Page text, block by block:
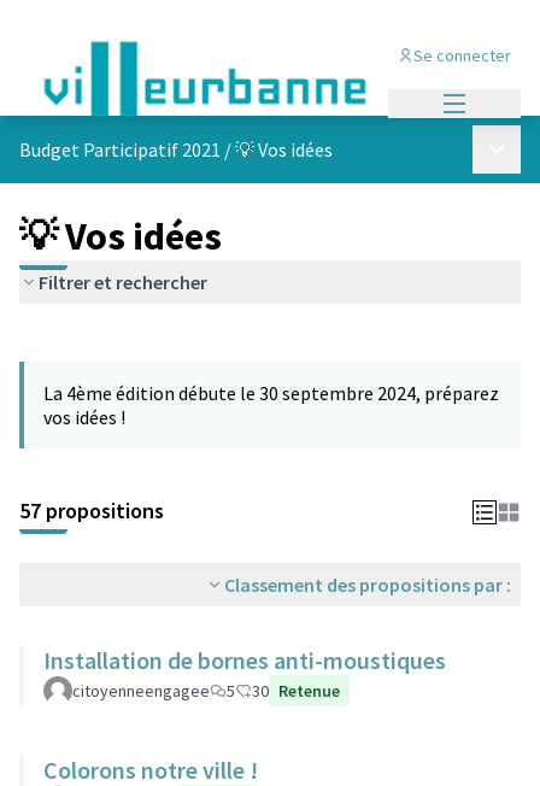
Se connecter
Budget Participatif 2021 /💡 Vos idées
💡 Vos idées
Filtrer et rechercher
La 4ème édition débute le 30 septembre 2024, préparez
vos idées !
57 propositions
Classement des propositions par :
Installation de bornes anti-moustiques
citoyenneengagee 5 30 Retenue
Colorons notre ville !